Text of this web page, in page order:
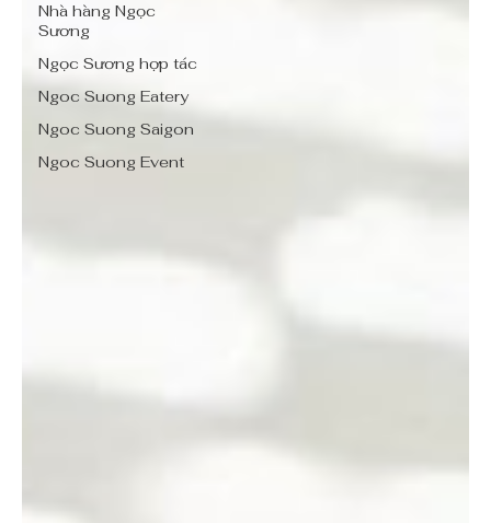
Nhà hàng Ngọc
Sương
Ngọc Sương hợp tác
Ngoc Suong Eatery
Ngoc Suong Saigon
Ngoc Suong Event